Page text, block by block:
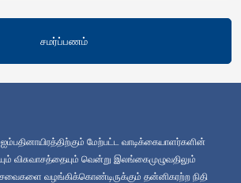
சமர்ப்பணம்
ஐம்பதினாயிரத்திற்கும் மேற்பட்ட வாடிக்கையாளர்களின்
விசுவாசத்தையும் வென்று இலங்கைமுழுவதிலும்
சேவைகளை வழங்கிக்கொண்டிருக்கும் தன்னிகரற்ற நிதி